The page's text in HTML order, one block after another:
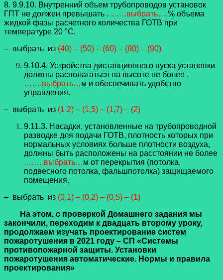
8. 9.9.10. Внутренний объем трубопроводов установок
ГПТ не должен превышать .…….выбрать….% объема
жидкой фазы расчетного количества ГОТВ при
температуре 20 °C.
– выбрать из (40) – (50) – (60) – (80) – (90)
9.10.4. Устройства дистанционного пуска установки
должны располагаться на высоте не более .
…….выбрать…м и обеспечивать удобство
управления.
– выбрать из (1,2) – (1,5) – (1,7) – (2)
9.11.3. Насадки, установленные на трубопроводной
разводке для подачи ГОТВ, плотность которых при
нормальных условиях больше плотности воздуха,
должны быть расположены на расстоянии не более
.…….выбрать…м от перекрытия (потолка,
подвесного потолка, фальшпотолка) защищаемого
помещения.
– выбрать из (0,1) – (0,2) – (0,5) – (1)
На этом, с проверкой Домашнего задания мы
закончили, переходим к двадцать второму уроку,
продолжаем изучать проектирование систем
пожаротушения в 2021 году – СП «Системы
противопожарной защиты. Установки
пожаротушения автоматические. Нормы и правила
проектирования»